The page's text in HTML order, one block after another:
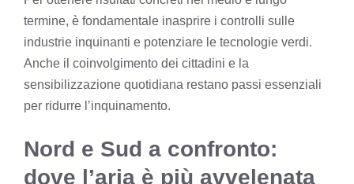
termine, è fondamentale inasprire i controlli sulle
industrie inquinanti e potenziare le tecnologie verdi.
Anche il coinvolgimento dei cittadini e la
sensibilizzazione quotidiana restano passi essenziali
per ridurre l’inquinamento.
Nord e Sud a confronto:
dove l’aria è più avvelenata